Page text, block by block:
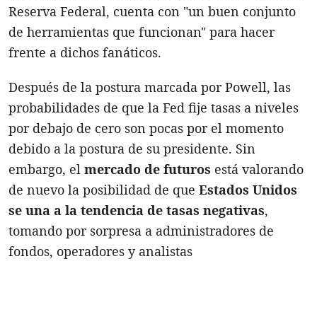
Reserva Federal, cuenta con "un buen conjunto
de herramientas que funcionan" para hacer
frente a dichos fanáticos.
Después de la postura marcada por Powell, las
probabilidades de que la Fed fije tasas a niveles
por debajo de cero son pocas por el momento
debido a la postura de su presidente. Sin
embargo, el mercado de futuros está valorando
de nuevo la posibilidad de que Estados Unidos
se una a la tendencia de tasas negativas,
tomando por sorpresa a administradores de
fondos, operadores y analistas